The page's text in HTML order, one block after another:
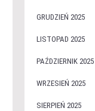
GRUDZIEŃ 2025
LISTOPAD 2025
PAŹDZIERNIK 2025
WRZESIEŃ 2025
SIERPIEŃ 2025